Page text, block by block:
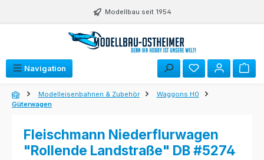
Zum Hauptinhalt springen Modellbau seit 1954
Navigation
Modelleisenbahnen & Zubehör
Waggons H0
Güterwagen
Fleischmann Niederflurwagen
"Rollende Landstraße" DB #5274